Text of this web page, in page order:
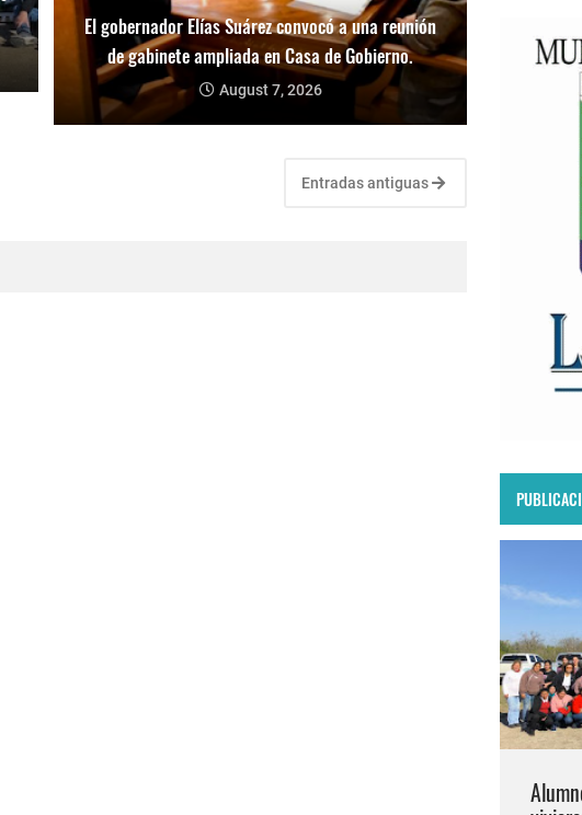
El gobernador Elías Suárez convocó a una reunión
de gabinete ampliada en Casa de Gobierno.
August 7, 2026
Entradas antiguas